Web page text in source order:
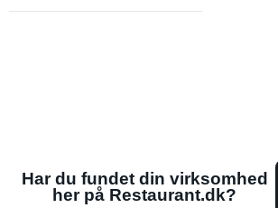
Har du fundet din virksomhed
her på Restaurant.dk?